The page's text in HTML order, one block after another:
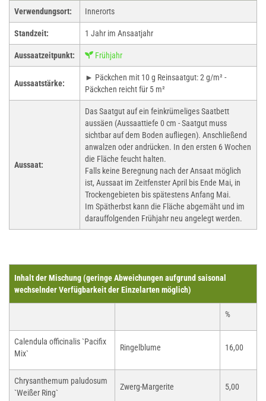
Verwendungsort: Innerorts
Standzeit: 1 Jahr im Ansaatjahr
Aussaatzeitpunkt: Frühjahr
Aussaatstärke:
► Päckchen mit 10 g Reinsaatgut: 2 g/m² -
Päckchen reicht für 5 m²
Aussaat:
Das Saatgut auf ein feinkrümeliges Saatbett
aussäen (Aussaattiefe 0 cm - Saatgut muss
sichtbar auf dem Boden aufliegen). Anschließend
anwalzen oder andrücken. In den ersten 6 Wochen
die Fläche feucht halten.
Falls keine Beregnung nach der Ansaat möglich
ist, Aussaat im Zeitfenster April bis Ende Mai, in
Trockengebieten bis spätestens Anfang Mai.
Im Spätherbst kann die Fläche abgemäht und im
darauffolgenden Frühjahr neu angelegt werden.
Inhalt der Mischung (geringe Abweichungen aufgrund saisonal
wechselnder Verfügbarkeit der Einzelarten möglich)
%
Calendula officinalis `Pacifix
Mix`
Ringelblume 16,00
Chrysanthemum paludosum
`Weißer Ring`
Zwerg-Margerite 5,00